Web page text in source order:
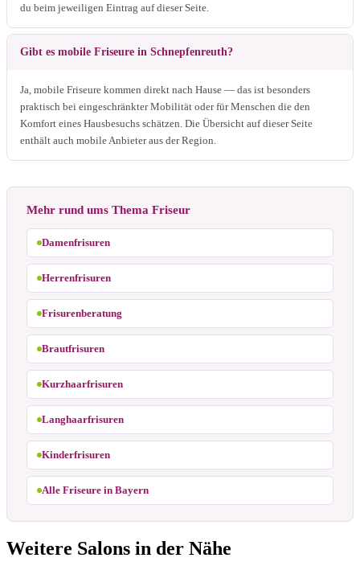
du beim jeweiligen Eintrag auf dieser Seite.
Gibt es mobile Friseure in Schnepfenreuth?
Ja, mobile Friseure kommen direkt nach Hause — das ist besonders
praktisch bei eingeschränkter Mobilität oder für Menschen die den
Komfort eines Hausbesuchs schätzen. Die Übersicht auf dieser Seite
enthält auch mobile Anbieter aus der Region.
Mehr rund ums Thema Friseur
Damenfrisuren
Herrenfrisuren
Frisurenberatung
Brautfrisuren
Kurzhaarfrisuren
Langhaarfrisuren
Kinderfrisuren
Alle Friseure in Bayern
Weitere Salons in der Nähe